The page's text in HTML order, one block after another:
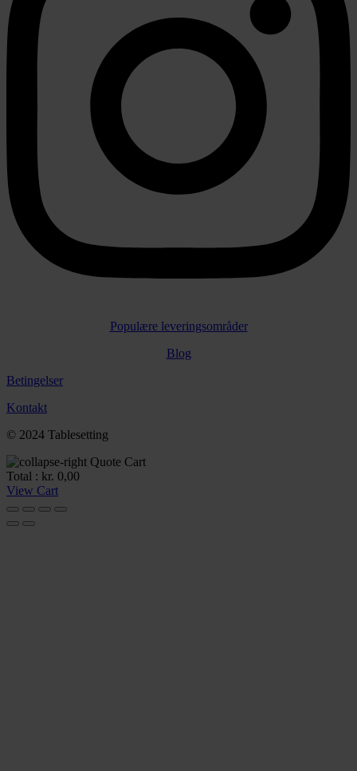
Populære leveringsområder
Blog
Betingelser
Kontakt
© 2024 Tablesetting
Quote Cart
Total : kr. 0,00
View Cart